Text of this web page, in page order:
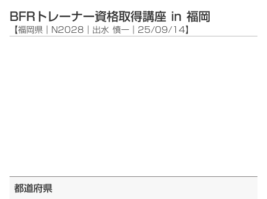
BFRトレーナー資格取得講座 in 福岡
【福岡県｜N2028｜出水 慎一｜25/09/14】
都道府県